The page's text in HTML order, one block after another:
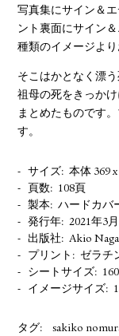
写真集にサイン＆
ント裏面にサイン
種類のイメージよ
そこはかとなく漂う
祖母の死をきっか
まとめたものです
す。
サイズ
本体 369
頁数
108頁
製本
ハードカバ
発行年
2021年3月
出版社
Akio
プリント
ゼラチ
シートサイズ
イメージサイズ
タグ: sakiko